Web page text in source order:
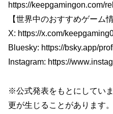
https://keepgamingon.com/
【世界中のおすすめゲーム
X: https://x.com/
Bluesky: https://bsky.app/
Instagram: https://
※公式発表をもとにしてい
更が生じることがあります